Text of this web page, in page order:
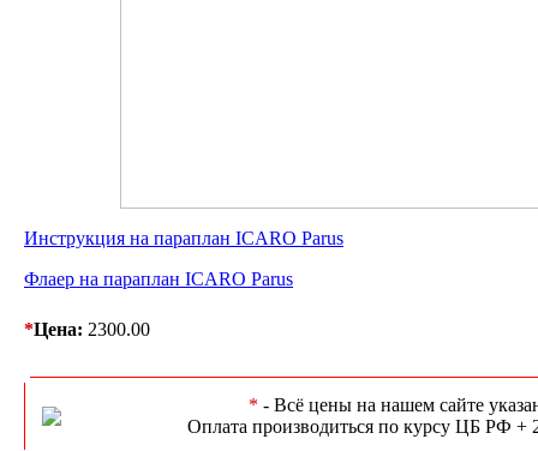
Инструкция на параплан ICARO Parus
Флаер на параплан ICARO Parus
*Цена: 2300.00
* - Всё цены на нашем сайте
Оплата производиться по курсу ЦБ РФ +